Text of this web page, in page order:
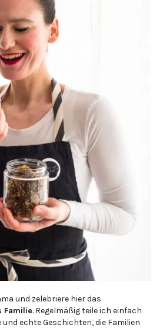
und zelebriere hier das
Familie. Regelmäßig teile ich einfach
echte Geschichten, die Familien